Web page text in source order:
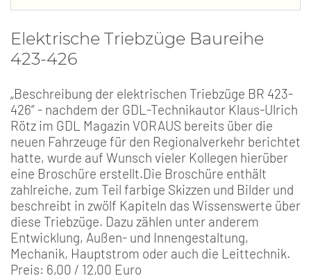
Elektrische Triebzüge Baureihe
423-426
„Beschreibung der elektrischen Triebzüge BR 423-
426“ - nachdem der GDL-Technikautor Klaus-Ulrich
Rötz im GDL Magazin VORAUS bereits über die
neuen Fahrzeuge für den Regionalverkehr berichtet
hatte, wurde auf Wunsch vieler Kollegen hierüber
eine Broschüre erstellt.Die Broschüre enthält
zahlreiche, zum Teil farbige Skizzen und Bilder und
beschreibt in zwölf Kapiteln das Wissenswerte über
diese Triebzüge. Dazu zählen unter anderem
Entwicklung, Außen- und Innengestaltung,
Mechanik, Hauptstrom oder auch die Leittechnik.
Preis: 6,00 / 12,00 Euro